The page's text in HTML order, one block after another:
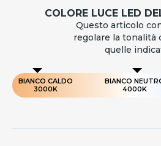
COLORE LUCE LED
Questo articolo
regolare la tonalità
quelle
BIANCO CALDO
3000K
BIANCO
4000K